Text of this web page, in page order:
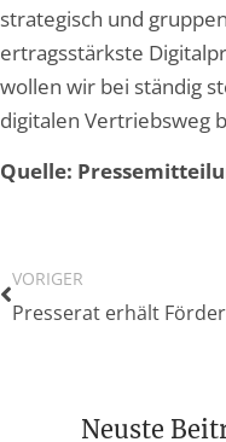
strategisch und
ertragsstärkste
wollen wir bei ständig
digitalen Vertriebsweg
Quelle:
VORIGER
Neuste